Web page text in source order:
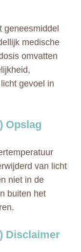
geneesmiddel
medische
omvatten
gevoel in
Opslag
van licht
niet in de
buiten het
Disclaimer